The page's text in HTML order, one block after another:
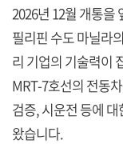
2026년 12월 개통을
필리핀 수도 마닐라
리 기업의 기술력이
MRT-7호선의 전동
검증, 시운전 등에
왔습니다.